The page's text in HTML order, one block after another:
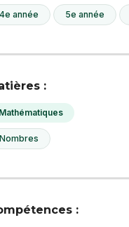
4e année 5e année
:
Mathématiques
Nombres
: